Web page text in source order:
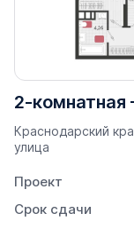
2-комнатная
Краснодарский
улица
Проект
Срок сдачи